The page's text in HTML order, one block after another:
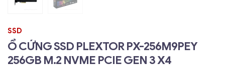
SSD
Ổ CỨNG SSD PLEXTOR PX-256M9PEY
256GB M.2 NVME PCIE GEN 3 X4